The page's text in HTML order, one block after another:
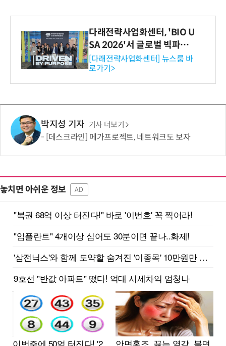
다래전략사업화센터, 'BIO U
SA 2026'서 글로벌 빅파마
와의 비즈니스 미팅 지원…K
-바이오 해외 진출 교두보 확
보
[다래전략사업화센터] 뉴스룸 바
로가기>
박지성 기자 기사 더보기
[데스크라인] 메가프로젝트, 네트워크도 보자
놓치면 아쉬운 정보 AD